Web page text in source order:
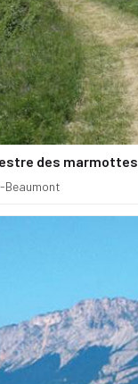
des marmottes
Beaumont